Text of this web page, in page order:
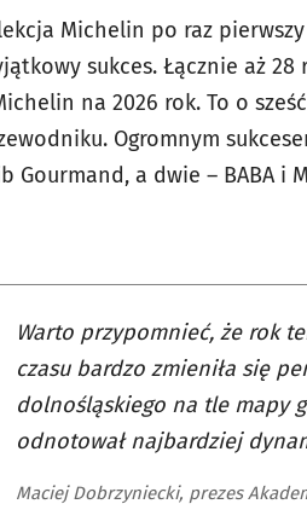
Michelin po raz
sukces. Łącznie aż 28
na 2026 rok. To o
Ogromnym
Gourmand, a dwie – BABA i
Warto przypomnieć, że rok
czasu bardzo zmieniła się
dolnośląskiego na tle mapy
odnotował najbardziej
Maciej Dobrzyniecki, prezes